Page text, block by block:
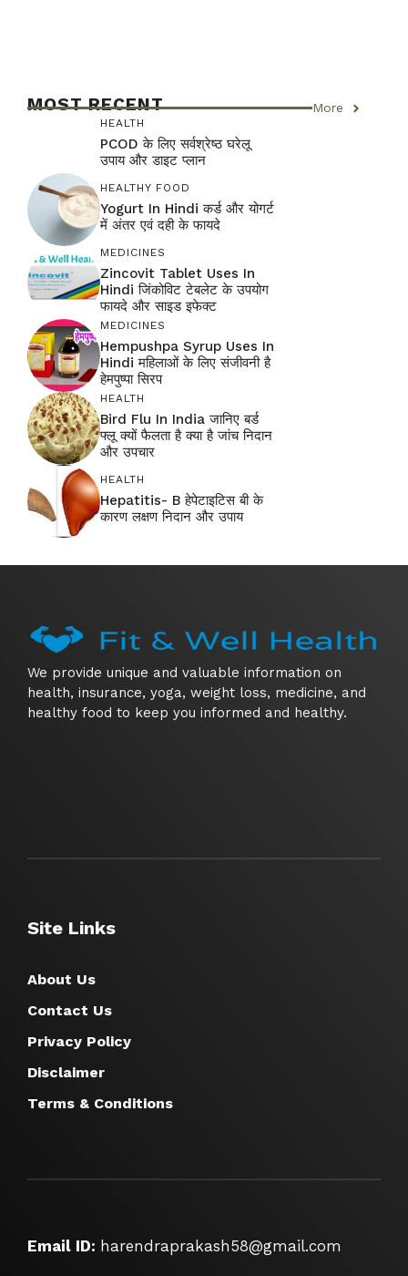
MOST RECENT More
HEALTH
PCOD के लिए सर्वश्रेष्ठ घरेलू
उपाय और डाइट प्लान
HEALTHY FOOD
Yogurt In Hindi कर्ड और योगर्ट
में अंतर एवं दही के फायदे
MEDICINES
Zincovit Tablet Uses In
Hindi जिंकोविट टेबलेट के उपयोग
फायदे और साइड इफेक्ट
MEDICINES
Hempushpa Syrup Uses In
Hindi महिलाओं के लिए संजीवनी है
हेमपुष्पा सिरप
HEALTH
Bird Flu In India जानिए बर्ड
फ्लू क्यों फैलता है क्या है जांच निदान
और उपचार
HEALTH
Hepatitis- B हेपेटाइटिस बी के
कारण लक्षण निदान और उपाय
We provide unique and valuable information on
health, insurance, yoga, weight loss, medicine, and
healthy food to keep you informed and healthy.
Site Links
About Us
Contact Us
Privacy Policy
Disclaimer
Terms & Conditions
Email ID: harendraprakash58@gmail.com